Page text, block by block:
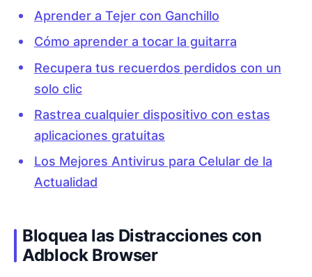
Aprender a Tejer con Ganchillo
Cómo aprender a tocar la guitarra
Recupera tus recuerdos perdidos con un
solo clic
Rastrea cualquier dispositivo con estas
aplicaciones gratuitas
Los Mejores Antivirus para Celular de la
Actualidad
Bloquea las Distracciones con
Adblock Browser